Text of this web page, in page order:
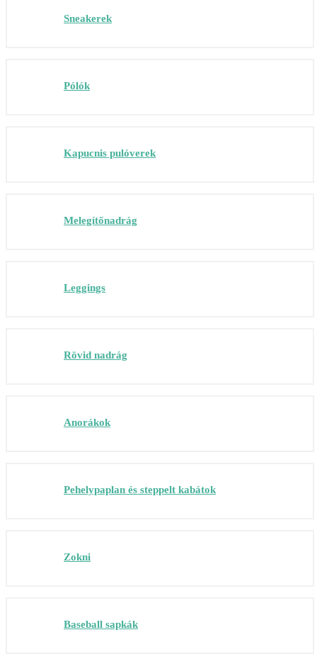
Sneakerek
Pólók
Kapucnis pulóverek
Melegítőnadrág
Leggings
Rövid nadrág
Anorákok
Pehelypaplan és steppelt kabátok
Zokni
Baseball sapkák